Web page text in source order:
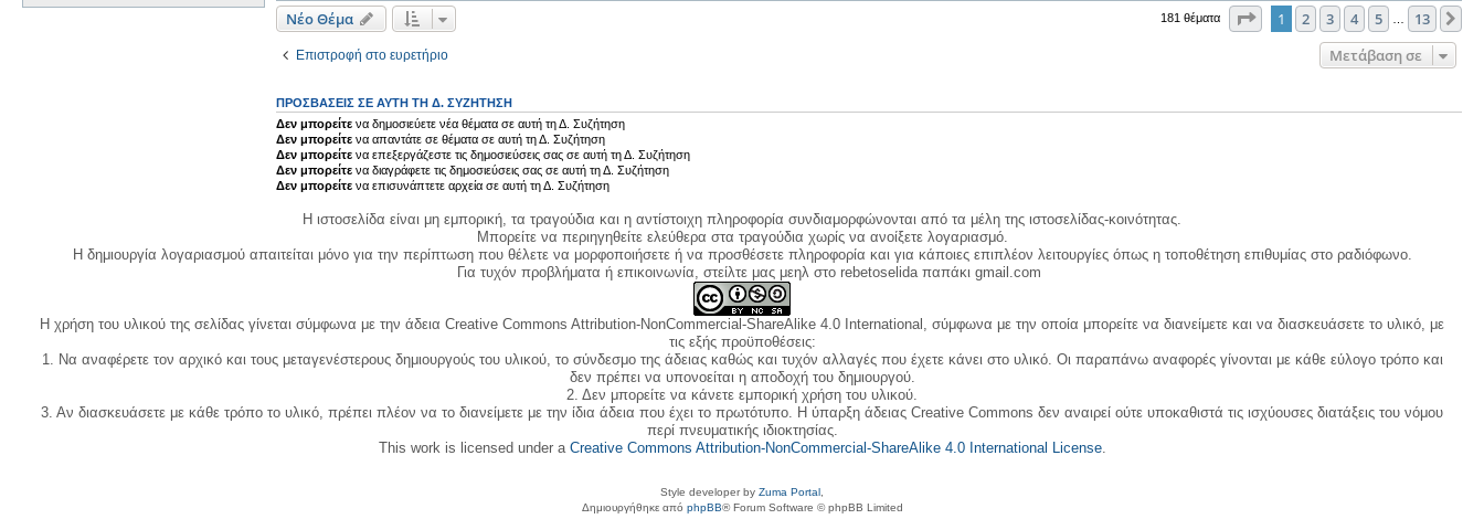
Νέο Θέμα 181 θέματα Σελίδα1 από 13
1 2 3 4 5 13
Επιστροφή στο ευρετήριο Μετάβαση σε
ΠΡΟΣΒΆΣΕΙΣ ΣΕ ΑΥΤΉ ΤΗ Δ. ΣΥΖΉΤΗΣΗ
Δεν μπορείτε να δημοσιεύετε νέα θέματα σε αυτή τη Δ. Συζήτηση
Δεν μπορείτε να απαντάτε σε θέματα σε αυτή τη Δ. Συζήτηση
Δεν μπορείτε να επεξεργάζεστε τις δημοσιεύσεις σας σε αυτή τη Δ. Συζήτηση
Δεν μπορείτε να διαγράφετε τις δημοσιεύσεις σας σε αυτή τη Δ. Συζήτηση
Δεν μπορείτε να επισυνάπτετε αρχεία σε αυτή τη Δ. Συζήτηση
Η ιστοσελίδα είναι μη εμπορική, τα τραγούδια και η αντίστοιχη πληροφορία συνδιαμορφώνονται από τα μέλη της ιστοσελίδας-κοινότητας.
Μπορείτε να περιηγηθείτε ελεύθερα στα τραγούδια χωρίς να ανοίξετε λογαριασμό.
Η δημιουργία λογαριασμού απαιτείται μόνο για την περίπτωση που θέλετε να μορφοποιήσετε ή να προσθέσετε πληροφορία και για κάποιες επιπλέον λειτουργίες όπως η τοποθέτηση επιθυμίας στο ραδιόφωνο.
Για τυχόν προβλήματα ή επικοινωνία, στείλτε μας μεηλ στο rebetoselida παπάκι gmail.com
Η χρήση του υλικού της σελίδας γίνεται σύμφωνα με την άδεια Creative Commons Attribution-NonCommercial-ShareAlike 4.0 International, σύμφωνα με την οποία μπορείτε να διανείμετε και να διασκευάσετε το υλικό, με
τις εξής προϋποθέσεις:
1. Να αναφέρετε τον αρχικό και τους μεταγενέστερους δημιουργούς του υλικού, το σύνδεσμο της άδειας καθώς και τυχόν αλλαγές που έχετε κάνει στο υλικό. Οι παραπάνω αναφορές γίνονται με κάθε εύλογο τρόπο και
δεν πρέπει να υπονοείται η αποδοχή του δημιουργού.
2. Δεν μπορείτε να κάνετε εμπορική χρήση του υλικού.
3. Αν διασκευάσετε με κάθε τρόπο το υλικό, πρέπει πλέον να το διανείμετε με την ίδια άδεια που έχει το πρωτότυπο. Η ύπαρξη άδειας Creative Commons δεν αναιρεί ούτε υποκαθιστά τις ισχύουσες διατάξεις του νόμου
περί πνευματικής ιδιοκτησίας.
This work is licensed under a Creative Commons Attribution-NonCommercial-ShareAlike 4.0 International License.
Style developer by Zuma Portal
Δημιουργήθηκε από phpBB® Forum Software © phpBB Limited